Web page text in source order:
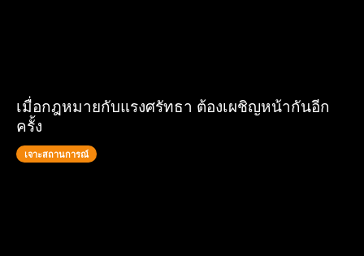
เมื่อกฎหมายกับแรงศรัทธา ต้องเผชิญหน้ากันอีก
ครั้ง
เจาะสถานการณ์